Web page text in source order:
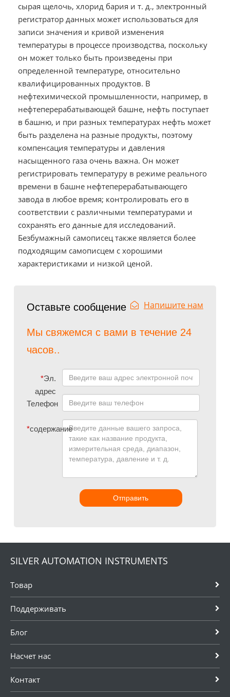
сырая щелочь, хлорид бария и т. д., электронный
регистратор данных может использоваться для
записи значения и кривой изменения
температуры в процессе производства, поскольку
он может только быть произведены при
определенной температуре, относительно
квалифицированных продуктов. В
нефтехимической промышленности, например, в
нефтеперерабатывающей башне, нефть поступает
в башню, и при разных температурах нефть может
быть разделена на разные продукты, поэтому
компенсация температуры и давления
насыщенного газа очень важна. Он может
регистрировать температуру в режиме реального
времени в башне нефтеперерабатывающего
завода в любое время; контролировать его в
соответствии с различными температурами и
сохранять его данные для исследований.
Безбумажный самописец также является более
подходящим самописцем с хорошими
характеристиками и низкой ценой.
Оставьте сообщение Напишите нам
Мы свяжемся с вами в течение 24
часов..
*Эл.
адрес
Телефон
*содержание
Отправить
SILVER AUTOMATION INSTRUMENTS
Товар
Поддерживать
Блог
Насчет нас
Контакт